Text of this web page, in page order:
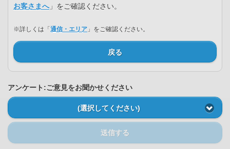
お客さまへ」をご確認ください。
※詳しくは「 通信・エリア 」をご確認ください。
戻る
アンケート:ご意見をお聞かせください
(選択してください)
送信する